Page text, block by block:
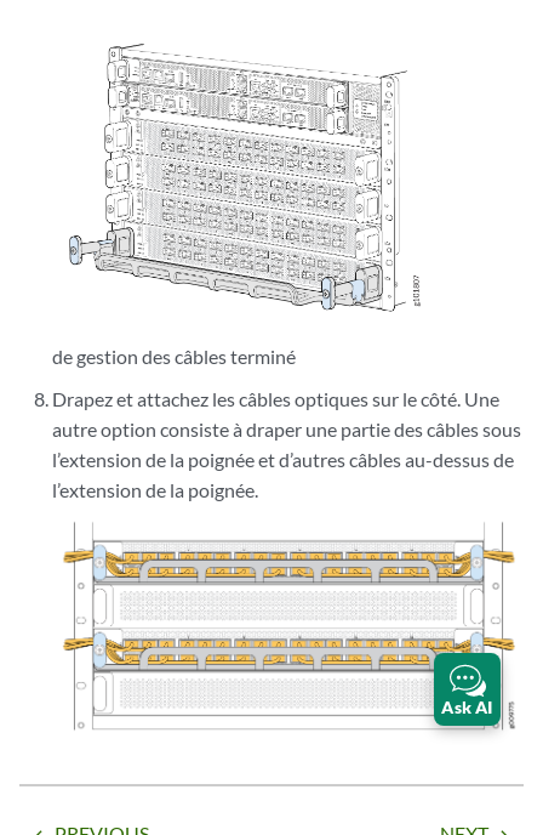
de gestion des câbles terminé
Drapez et attachez les câbles optiques sur le côté. Une
autre option consiste à draper une partie des câbles sous
l’extension de la poignée et d’autres câbles au-dessus de
l’extension de la poignée.
Ask AI